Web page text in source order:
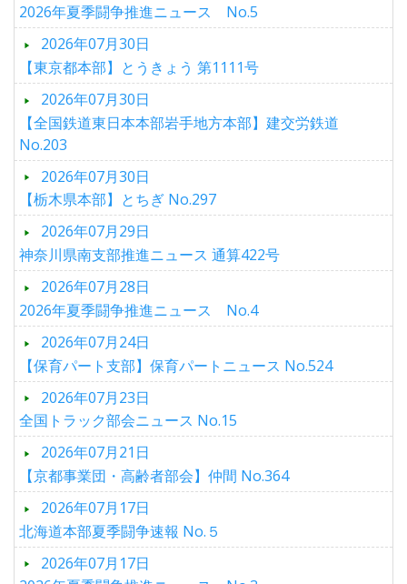
2026年夏季闘争推進ニュース No.5
2026年07月30日
【東京都本部】とうきょう 第1111号
2026年07月30日
【全国鉄道東日本本部岩手地方本部】建交労鉄道
No.203
2026年07月30日
【栃木県本部】とちぎ No.297
2026年07月29日
神奈川県南支部推進ニュース 通算422号
2026年07月28日
2026年夏季闘争推進ニュース No.4
2026年07月24日
【保育パート支部】保育パートニュース No.524
2026年07月23日
全国トラック部会ニュース No.15
2026年07月21日
【京都事業団・高齢者部会】仲間 No.364
2026年07月17日
北海道本部夏季闘争速報 No.５
2026年07月17日